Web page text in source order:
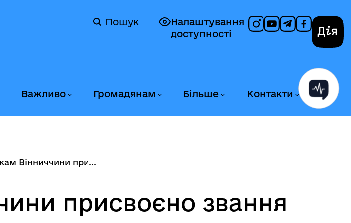
Налаштування
доступності
Пошук
Важливо Громадянам Більше Контакти
Вінниччини при...
присвоєно звання